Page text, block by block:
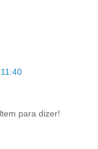
para dizer!